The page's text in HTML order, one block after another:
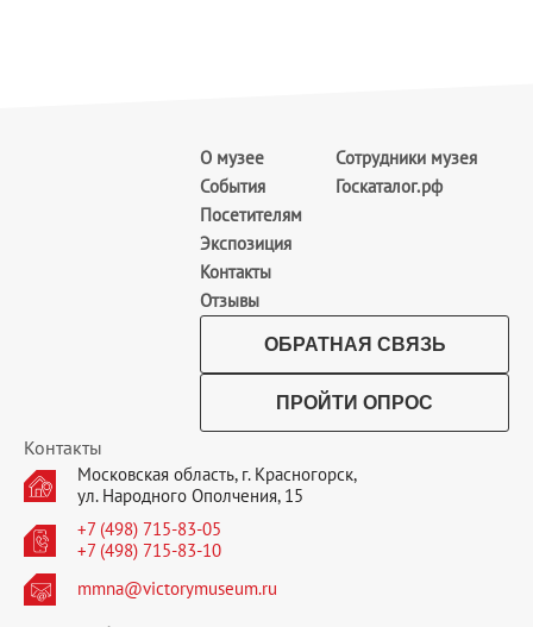
О музее
События
Посетителям
Экспозиция
Контакты
Отзывы
Сотрудники музея
Госкаталог.рф
ОБРАТНАЯ СВЯЗЬ
ПРОЙТИ ОПРОС
Контакты
Московская область, г. Красногорск,
ул. Народного Ополчения, 15
+7 (498) 715-83-05
+7 (498) 715-83-10
mmna@victorymuseum.ru